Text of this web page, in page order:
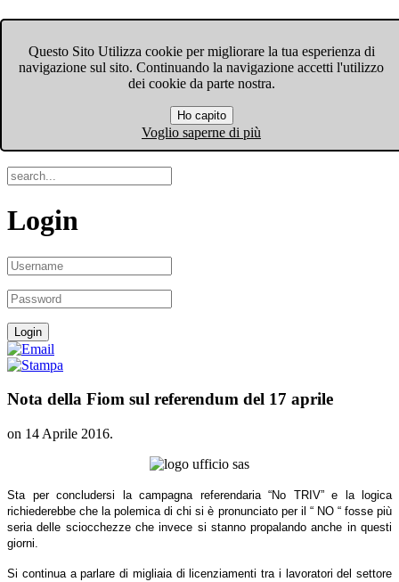
Questo Sito Utilizza cookie per migliorare la tua esperienza di
navigazione sul sito. Continuando la navigazione accetti l'utilizzo
dei cookie da parte nostra.
Ho capito
Voglio saperne di più
Menu
Login
Nota della Fiom sul referendum del 17 aprile
on 14 Aprile 2016.
Sta per concludersi la campagna referendaria “No TRIV” e la logica
richiederebbe che la polemica di chi si è pronunciato per il “ NO “ fosse più
seria delle sciocchezze che invece si stanno propalando anche in questi
giorni.
Si continua a parlare di migliaia di licenziamenti tra i lavoratori del settore